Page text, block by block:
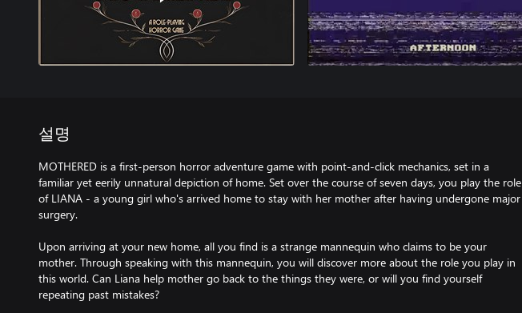
설명
MOTHERED is a first-person horror adventure game with point-and-click mechanics, set in a
familiar yet eerily unnatural depiction of home. Set over the course of seven days, you play the role
of LIANA - a young girl who's arrived home to stay with her mother after having undergone major
surgery.
Upon arriving at your new home, all you find is a strange mannequin who claims to be your
mother. Through speaking with this mannequin, you will discover more about the role you play in
this world. Can Liana help mother go back to the things they were, or will you find yourself
repeating past mistakes?